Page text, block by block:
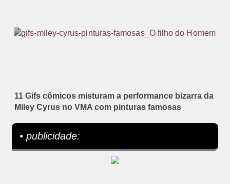
11 Gifs cômicos misturam a performance bizarra da
Miley Cyrus no VMA com pinturas famosas
• publicidade: